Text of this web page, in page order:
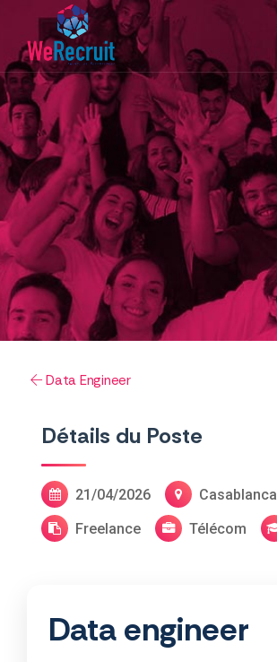
Data Engineer
Détails du Poste
21/04/2026
Casablanca
Freelance
Télécom
Data engineer